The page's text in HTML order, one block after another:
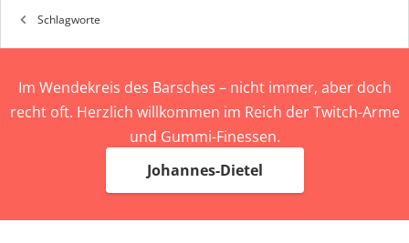
Schlagworte
Im Wendekreis des Barsches – nicht immer, aber doch
recht oft. Herzlich willkommen im Reich der Twitch-Arme
und Gummi-Finessen.
Johannes-Dietel